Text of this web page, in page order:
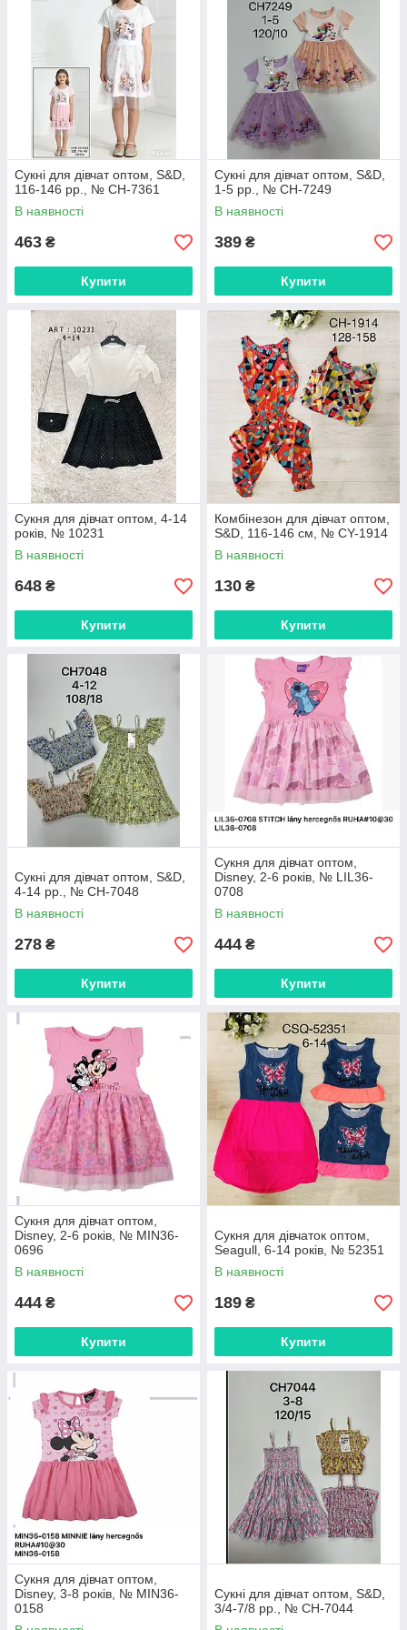
Затишні теплі моделі:
Сукні-худі та вельветові
варіанти з начосом для прохолодної пори року.
Від ніжних пастельних відтінків до яскравих принтів з
улюбленими героями — оберіть сукню, яка здійснить
маленьку мрію вашої дівчинки. Замовляйте прямо зараз із
швидкою доставкою!
Сукні для дівчат оптом, S&D,
116-146 рр., № CH-7361
В наявності
463 ₴
Купити
Сукні для дівчат оптом, S&D,
1-5 рр., № CH-7249
В наявності
389 ₴
Купити
Сукня для дівчат оптом, 4-14
років, № 10231
В наявності
648 ₴
Купити
Комбінезон для дівчат оптом,
S&D, 116-146 см, № CY-1914
В наявності
130 ₴
Купити
Сукні для дівчат оптом, S&D,
4-14 рр., № CH-7048
В наявності
278 ₴
Купити
Сукня для дівчат оптом,
Disney, 2-6 років, № LIL36-
0708
В наявності
444 ₴
Купити
Сукня для дівчат оптом,
Disney, 2-6 років, № MIN36-
0696
В наявності
444 ₴
Купити
Сукня для дівчаток оптом,
Seagull, 6-14 років, № 52351
В наявності
189 ₴
Купити
Сукня для дівчат оптом,
Disney, 3-8 років, № MIN36-
0158
Сукні для дівчат оптом, S&D,
3/4-7/8 рр., № CH-7044